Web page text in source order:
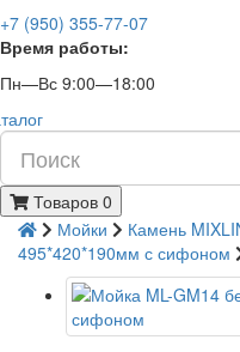
+7 (950) 355-77-07
Время работы:
Пн—Вс 9:00—18:00
Товаров 0
Мойки
Камень
495*420*190мм с сифоном